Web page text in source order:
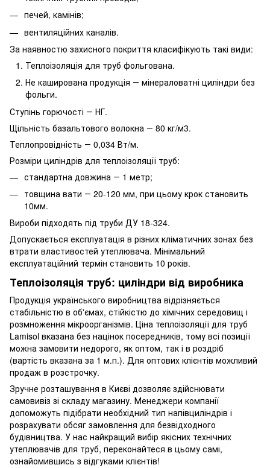
печей, камінів;
вентиляційних каналів.
За наявностю захисного покриття класифікують такі види:
Теплоізоляція для труб фольгована.
Не каширована продукція ― мінераловатні циліндри без
фольги.
Ступінь горючості ― НГ.
Щільність базальтового волокна ― 80 кг/м3.
Теплопровідність ― 0,034 Вт/м.
Розміри циліндрів для теплоізоляції труб:
стандартна довжина ― 1 метр;
товщина вати ― 20-120 мм, при цьому крок становить
10мм.
Вироби підходять під труби ДУ 18-324.
Допускається експлуатація в різних кліматичних зонах без
втрати властивостей утеплювача. Мінімальний
експлуатаційний термін становить 10 років.
Теплоізоляція труб: циліндри від виробника
Продукція українського виробництва відрізняється
стабільністю в об'ємах, стійкістю до хімічних середовищ і
розмноження мікроорганізмів. Ціна теплоізоляції для труб
Lamisol вказана без націнок посередників, тому всі позиції
можна замовити недорого, як оптом, так і в роздріб
(вартість вказана за 1 м.п.). Для оптових клієнтів можливий
продаж в розстрочку.
Зручне розташування в Києві дозволяє здійснювати
самовивіз зі складу магазину. Менеджери компанії
допоможуть підібрати необхідний тип напівциліндрів і
розрахувати обсяг замовлення для безвідходного
будівництва. У нас найкращий вибір якісних технічних
утеплювачів для труб, переконайтеся в цьому самі,
ознайомившись з відгуками клієнтів!